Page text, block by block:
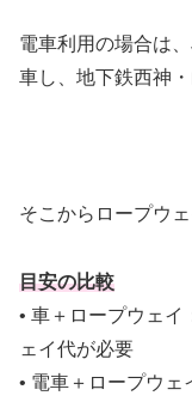
電車利用の場合は
車し、地下鉄西神
そこからロープウェ
目安の比較
• 車＋ロープウェ
ェイ代が必要
• 電車＋ロープウ